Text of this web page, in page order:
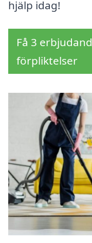
hjälp idag!
Få 3
förpliktelser